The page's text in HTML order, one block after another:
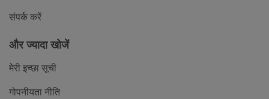
संपर्क करें
और ज्यादा खोजें
मेरी इच्छा सूची
गोपनीयता नीति